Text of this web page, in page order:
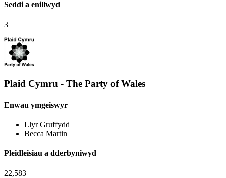
Seddi a enillwyd
3
Plaid Cymru - The Party of Wales
Enwau ymgeiswyr
Llyr Gruffydd
Becca Martin
Pleidleisiau a dderbyniwyd
22,583